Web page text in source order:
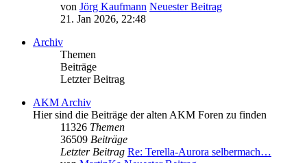
von Jörg Kaufmann Neuester Beitrag
21. Jan 2026, 22:48
Archiv
Themen
Beiträge
Letzter Beitrag
AKM Archiv
Hier sind die Beiträge der alten AKM Foren zu finden
11326 Themen
36509 Beiträge
Letzter Beitrag Re: Terella-Aurora selbermach…